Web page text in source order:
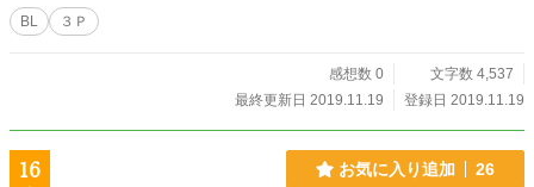
BL ３Ｐ
感想数 0
文字数 4,537
最終更新日 2019.11.19
登録日 2019.11.19
16 お気に入り追加 26